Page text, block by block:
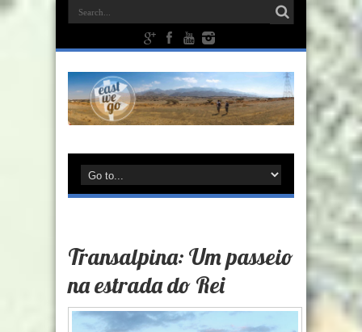
Transalpina: Um passeio
na estrada do Rei